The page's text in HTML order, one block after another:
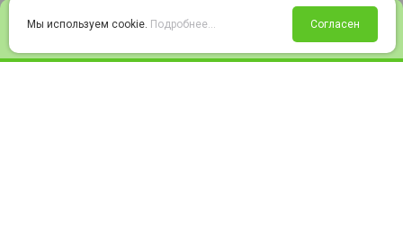
Войти Избранное Корзина
Мы используем cookie. Подробнее... Согласен